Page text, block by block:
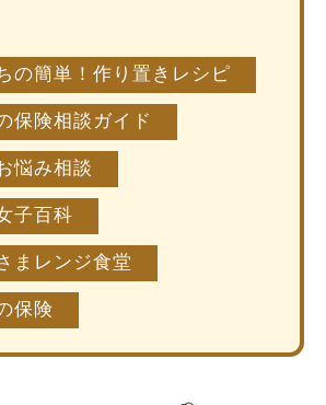
の簡単！作り置きレシピ
保険相談ガイド
悩み相談
子百科
まレンジ食堂
保険